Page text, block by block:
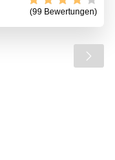
(99 Bewertungen)